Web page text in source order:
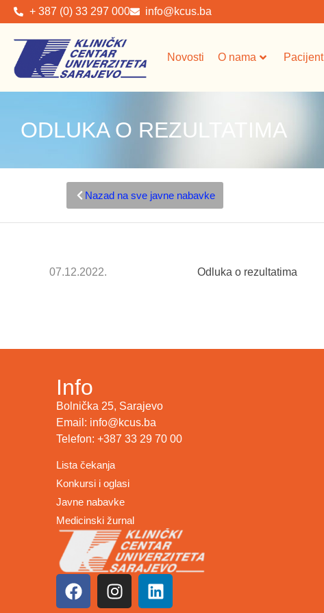
+ 387 (0) 33 297 000 info@kcus.ba
Novosti O nama Pacijent
ODLUKA O REZULTATIMA
Nazad na sve javne nabavke
07.12.2022. Odluka o rezultatima
Info
Bolnička 25, Sarajevo
Email: info@kcus.ba
Telefon: +387 33 29 70 00
Lista čekanja
Konkursi i oglasi
Javne nabavke
Medicinski žurnal